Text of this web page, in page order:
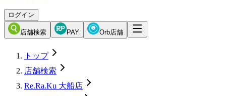
ログイン
店舗検索 PAY Orb店舗
トップ
店舗検索
Re.Ra.Ku 大船店